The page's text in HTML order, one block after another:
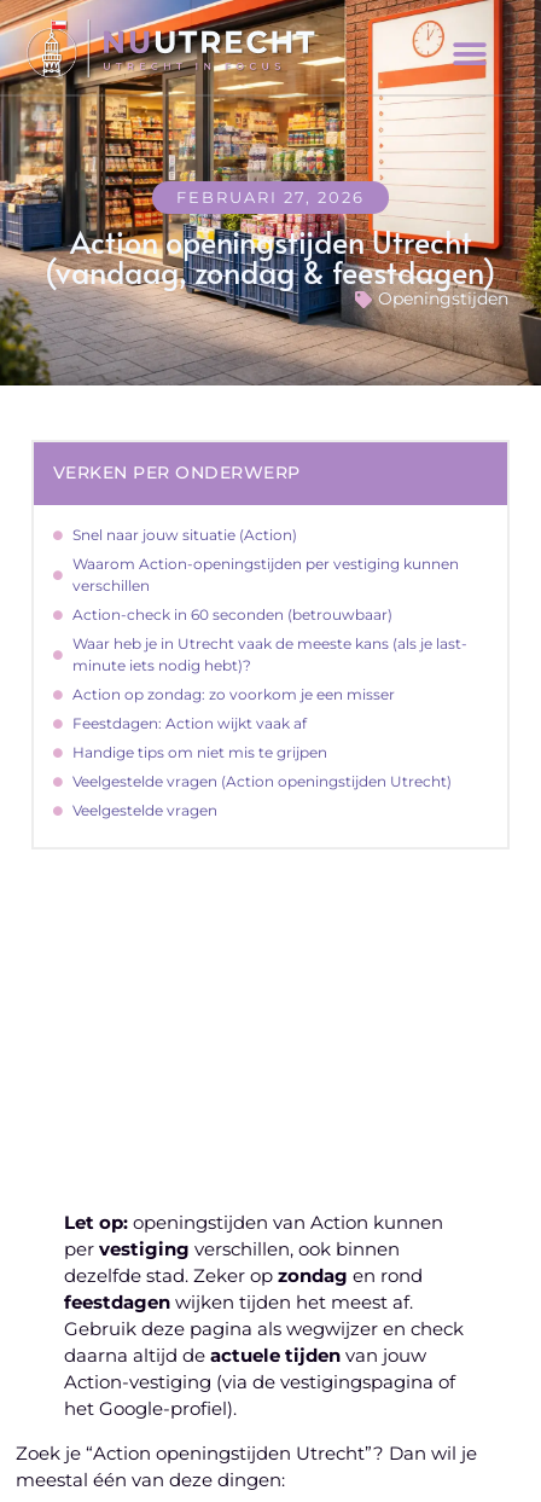
FEBRUARI 27, 2026
Action openingstijden Utrecht
(vandaag, zondag & feestdagen)
Openingstijden
Let op: openingstijden van Action kunnen
pervestiging verschillen, ook binnen
dezelfde stad. Zeker opzondag en rond
feestdagen wijken tijden het meest af.
Gebruik deze pagina als wegwijzer en check
daarna altijd deactuele tijden van jouw
Action-vestiging (via de vestigingspagina of
het Google-profiel).
Zoek je “Action openingstijden Utrecht”? Dan wil je
meestal één van deze dingen:
VERKEN PER ONDERWERP
Snel naar jouw situatie (Action)
Waarom Action-openingstijden per vestiging kunnen
verschillen
Action-check in 60 seconden (betrouwbaar)
Waar heb je in Utrecht vaak de meeste kans (als je last-
minute iets nodig hebt)?
Action op zondag: zo voorkom je een misser
Feestdagen: Action wijkt vaak af
Handige tips om niet mis te grijpen
Veelgestelde vragen (Action openingstijden Utrecht)
Veelgestelde vragen